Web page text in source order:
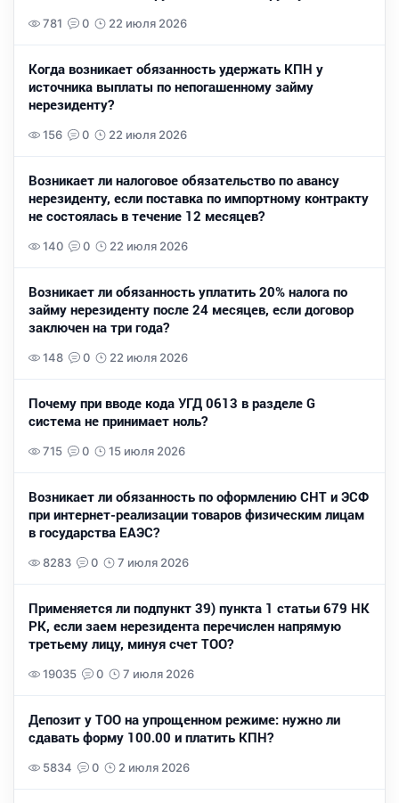
781 0 22 июля 2026
Когда возникает обязанность удержать КПН у
источника выплаты по непогашенному займу
нерезиденту?
156 0 22 июля 2026
Возникает ли налоговое обязательство по авансу
нерезиденту, если поставка по импортному контракту
не состоялась в течение 12 месяцев?
140 0 22 июля 2026
Возникает ли обязанность уплатить 20% налога по
займу нерезиденту после 24 месяцев, если договор
заключен на три года?
148 0 22 июля 2026
Почему при вводе кода УГД 0613 в разделе G
система не принимает ноль?
715 0 15 июля 2026
Возникает ли обязанность по оформлению СНТ и ЭСФ
при интернет-реализации товаров физическим лицам
в государства ЕАЭС?
8283 0 7 июля 2026
Применяется ли подпункт 39) пункта 1 статьи 679 НК
РК, если заем нерезидента перечислен напрямую
третьему лицу, минуя счет ТОО?
19035 0 7 июля 2026
Депозит у ТОО на упрощенном режиме: нужно ли
сдавать форму 100.00 и платить КПН?
5834 0 2 июля 2026